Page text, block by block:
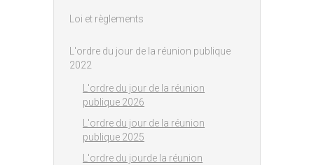
Loi et règlements
L'ordre du jour de la réunion publique
2022
L'ordre du jour de la réunion
publique 2026
L'ordre du jour de la réunion
publique 2025
L'ordre du jourde la réunion